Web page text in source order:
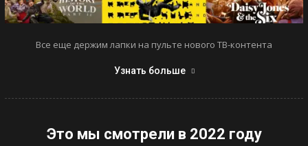
Все еще держим лапки на пульте нового ТВ-контента
Узнать больше
Это мы смотрели в 2022 году